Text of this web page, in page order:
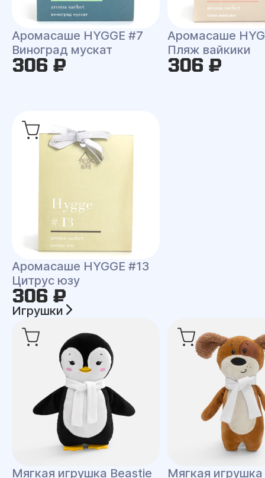
Аромасаше HYGGE #7
Виноград мускат
306 ₽
Аромасаше
Пляж вайкики
306 ₽
Аромасаше HYGGE #13
Цитрус юзу
306 ₽
Игрушки
Мягкая игрушка Beastie
Мягкая